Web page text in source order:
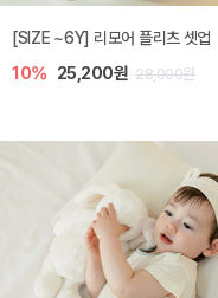
[SIZE ~6Y] 리모어 플리츠 셋업
10% 25,200원 28,000원